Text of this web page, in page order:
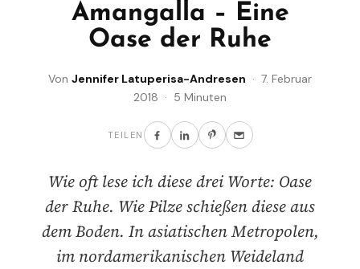
Amangalla – Eine
Oase der Ruhe
Von Jennifer Latuperisa-Andresen · 7. Februar
2018 · 5 Minuten
TEILEN
Wie oft lese ich diese drei Worte: Oase
der Ruhe. Wie Pilze schießen diese aus
dem Boden. In asiatischen Metropolen,
im nordamerikanischen Weideland